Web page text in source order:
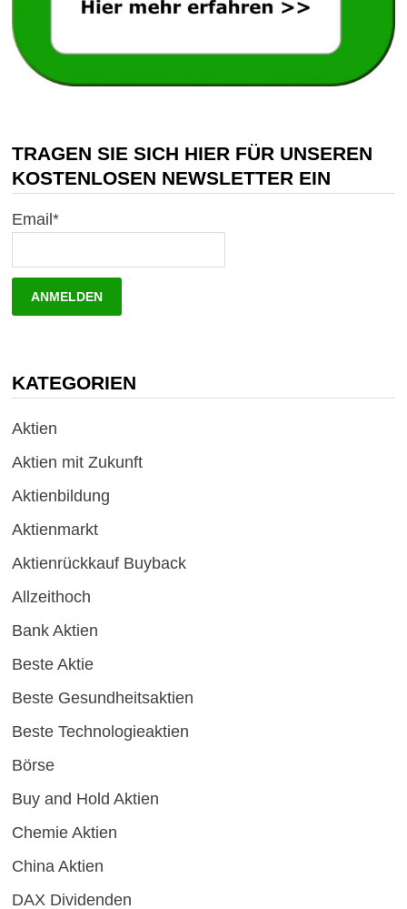
TRAGEN SIE SICH HIER FÜR UNSEREN
KOSTENLOSEN NEWSLETTER EIN
Email*
KATEGORIEN
Aktien
Aktien mit Zukunft
Aktienbildung
Aktienmarkt
Aktienrückkauf Buyback
Allzeithoch
Bank Aktien
Beste Aktie
Beste Gesundheitsaktien
Beste Technologieaktien
Börse
Buy and Hold Aktien
Chemie Aktien
China Aktien
DAX Dividenden